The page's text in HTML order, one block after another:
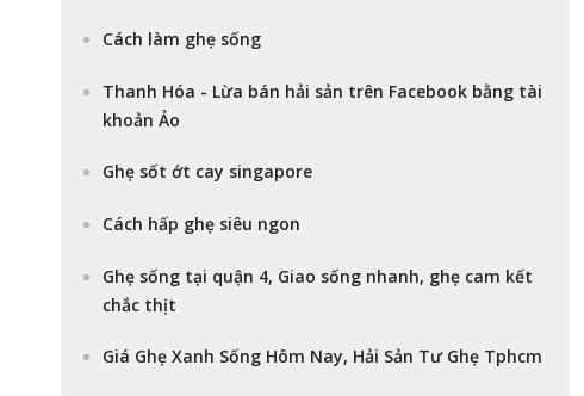
Cách làm ghẹ sống
Thanh Hóa - Lừa bán hải sản trên Facebook bằng tài
khoản Ảo
Ghẹ sốt ớt cay singapore
Cách hấp ghẹ siêu ngon
Ghẹ sống tại quận 4, Giao sống nhanh, ghẹ cam kết
chắc thịt
Giá Ghẹ Xanh Sống Hôm Nay, Hải Sản Tư Ghẹ Tphcm